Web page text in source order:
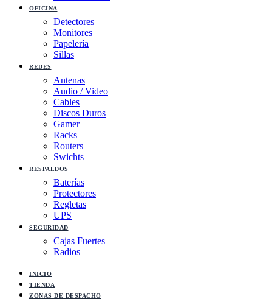
OFICINA
Detectores
Monitores
Papelería
Sillas
REDES
Antenas
Audio / Video
Cables
Discos Duros
Gamer
Racks
Routers
Swichts
RESPALDOS
Baterías
Protectores
Regletas
UPS
SEGURIDAD
Cajas Fuertes
Radios
INICIO
TIENDA
ZONAS DE DESPACHO